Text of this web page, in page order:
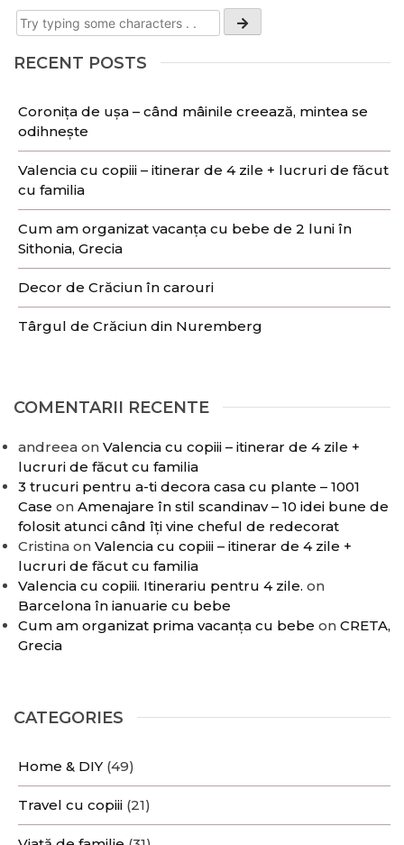
RECENT POSTS
Coronița de ușa – când mâinile creează, mintea se
odihnește
Valencia cu copiii – itinerar de 4 zile + lucruri de făcut
cu familia
Cum am organizat vacanța cu bebe de 2 luni în
Sithonia, Grecia
Decor de Crăciun în carouri
Târgul de Crăciun din Nuremberg
COMENTARII RECENTE
andreea on Valencia cu copiii – itinerar de 4 zile +
lucruri de făcut cu familia
3 trucuri pentru a-ti decora casa cu plante – 1001
Case on Amenajare în stil scandinav – 10 idei bune de
folosit atunci când îți vine cheful de redecorat
Cristina on Valencia cu copiii – itinerar de 4 zile +
lucruri de făcut cu familia
Valencia cu copiii. Itinerariu pentru 4 zile. on
Barcelona în ianuarie cu bebe
Cum am organizat prima vacanța cu bebe on CRETA,
Grecia
CATEGORIES
Home & DIY (49)
Travel cu copiii (21)